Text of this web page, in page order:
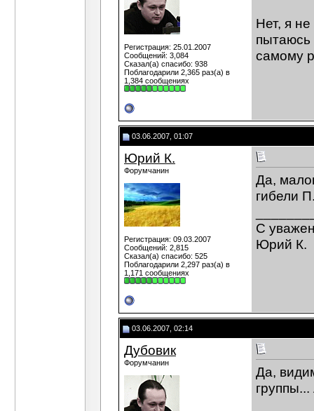
Регистрация: 25.01.2007
Сообщений: 3,084
Сказал(а) спасибо: 938
Поблагодарили 2,365 раз(а) в
1,384 сообщениях
Нет, я
пытаюсь
самому
03.06.2007, 01:07
Юрий К.
Форумчанин
Регистрация: 09.03.2007
Сообщений: 2,815
Сказал(а) спасибо: 525
Поблагодарили 2,297 раз(а) в
1,171 сообщениях
Да,
гибели
С
Юрий К.
03.06.2007, 02:14
Дубовик
Форумчанин
Да,